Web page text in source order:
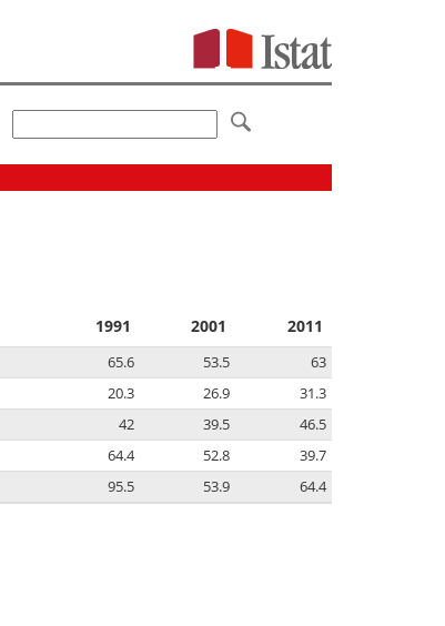
1991 2001 2011
65.6 53.5
63
20.3 26.9
31.3
42 39.5
46.5
64.4 52.8
39.7
95.5 53.9 64.4